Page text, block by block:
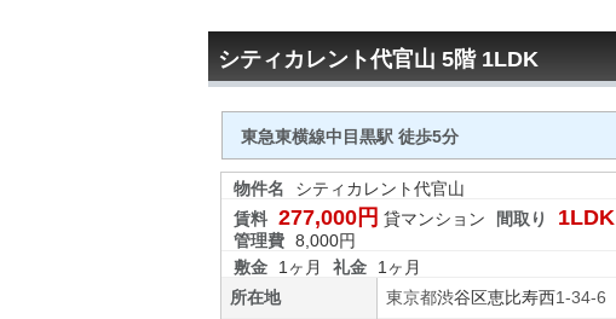
シティカレント代官山 5階 1LDK
東急東横線中目黒駅 徒歩5分
物件名
シティカレント代官山
賃料 277,000円 貸マンション 間取り 1LDK
管理費 8,000円
敷金
1ヶ月 礼金
1ヶ月
所在地
東京都渋谷区恵比寿西1-34-6